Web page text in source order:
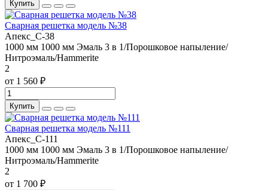
Купить
Сварная решетка модель №38
Апекс_С-38
1000 мм 1000 мм Эмаль 3 в 1/Порошковое напыление/
Нитроэмаль/Hammerite
2
от 1 560 ₽
Купить
Сварная решетка модель №111
Апекс_С-111
1000 мм 1000 мм Эмаль 3 в 1/Порошковое напыление/
Нитроэмаль/Hammerite
2
от 1 700 ₽